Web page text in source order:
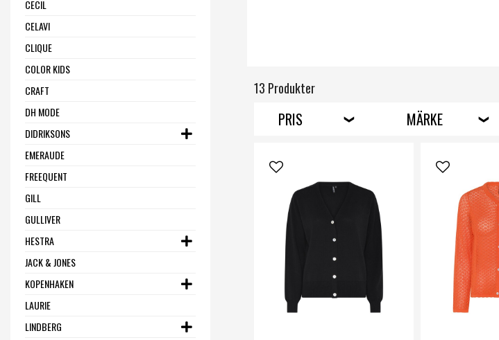
CECIL
CELAVI
CLIQUE
COLOR KIDS
CRAFT
DH MODE
DIDRIKSONS
EMERAUDE
FREEQUENT
GILL
GULLIVER
HESTRA
JACK & JONES
KOPENHAKEN
LAURIE
LINDBERG
13 Produkter
PRIS MÄRKE